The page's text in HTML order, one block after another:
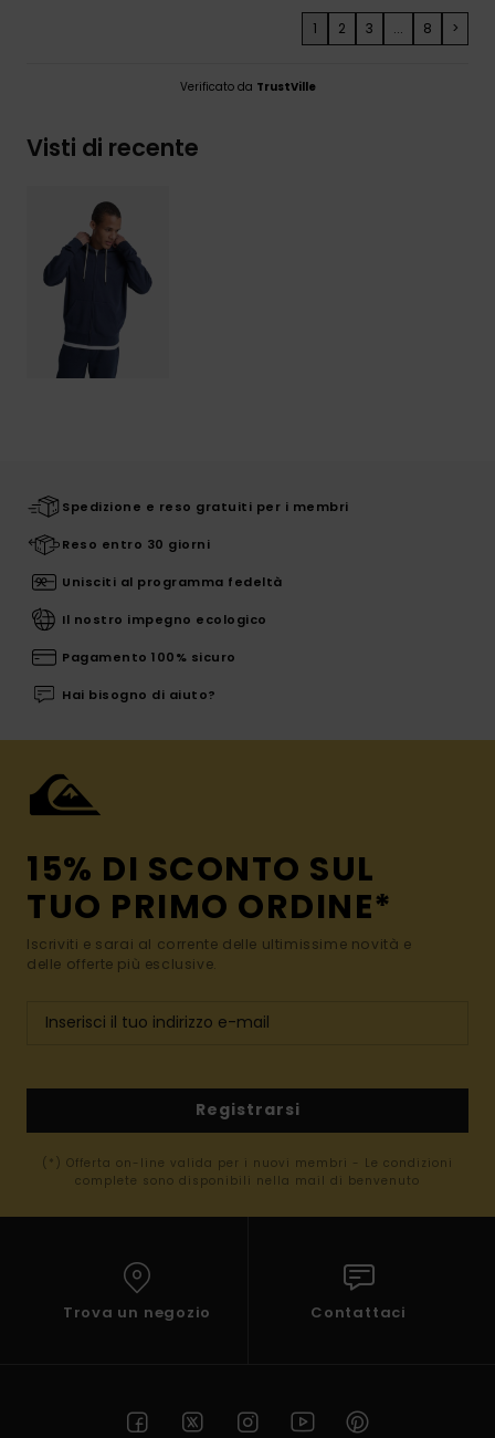
1 2 3 ... 8 >
Verificato da TrustVille
Visti di recente
Spedizione e reso gratuiti per i membri
Reso entro 30 giorni
Unisciti al programma fedeltà
Il nostro impegno ecologico
Pagamento 100% sicuro
Hai bisogno di aiuto?
15% DI SCONTO SUL
TUO PRIMO ORDINE*
Iscriviti e sarai al corrente delle ultimissime novità e
delle offerte più esclusive.
Registrarsi
(*) Offerta on-line valida per i nuovi membri - Le condizioni
complete sono disponibili nella mail di benvenuto
Trova un negozio Contattaci